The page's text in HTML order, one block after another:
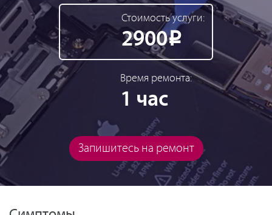
Стоимость услуги:
2900Р
Время ремонта:
1 час
Запишитесь на ремонт